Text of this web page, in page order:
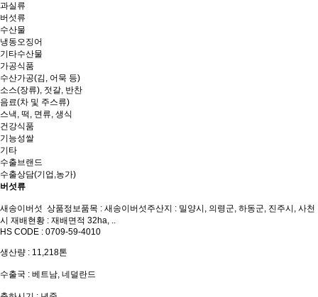
과실류
버섯류
수산물
냉동오징어
기타수산물
가공식품
수산가공(김, 어묵 등)
소스(장류), 젓갈, 반찬
음료(차 및 주스류)
스낵, 떡, 면류, 생식
건강식품
기능성쌀
기타
수출브랜드
수출상담(기업,농가)
버섯류
새송이버섯 상품정보품목 : 새송이버섯주산지 : 밀양시, 의령군, 하동군, 진주시, 사천
시 재배현황 : 재배면적 32ha, ..
HS CODE : 0709-59-4010
생산량 : 11,218톤
수출국 : 베트남, 네덜란드